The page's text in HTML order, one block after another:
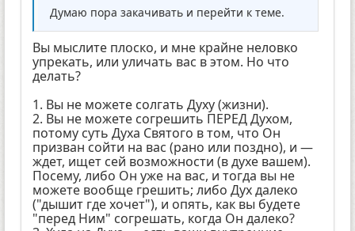
Думаю пора закачивать и перейти к теме.
Вы мыслите плоско, и мне крайне неловко
упрекать, или уличать вас в этом. Но что
делать?
1. Вы не можете солгать Духу (жизни).
2. Вы не можете согрешить ПЕРЕД Духом,
потому суть Духа Святого в том, что Он
призван сойти на вас (рано или поздно), и —
ждет, ищет сей возможности (в духе вашем).
Посему, либо Он уже на вас, и тогда вы не
можете вообще грешить; либо Дух далеко
("дышит где хочет"), и опять, как вы будете
"перед Ним" согрешать, когда Он далеко?